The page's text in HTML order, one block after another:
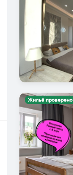
Жильё проверено